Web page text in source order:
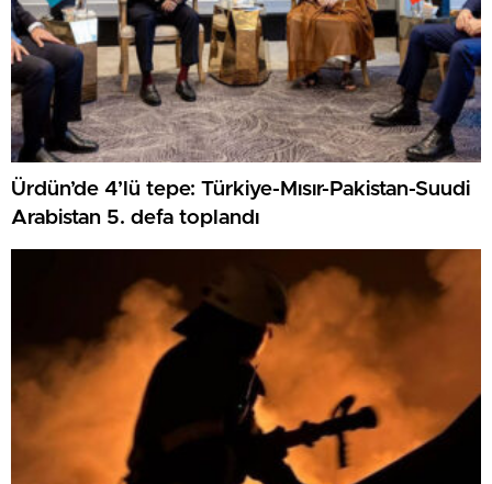
Ürdün’de 4’lü tepe: Türkiye-Mısır-Pakistan-Suudi
Arabistan 5. defa toplandı